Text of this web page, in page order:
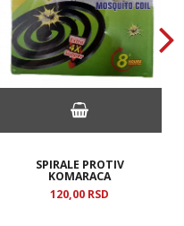
SPIRALE PROTIV
KOMARACA
120,00 RSD